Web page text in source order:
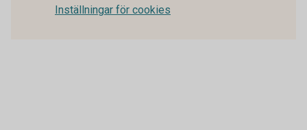
Inställningar för cookies